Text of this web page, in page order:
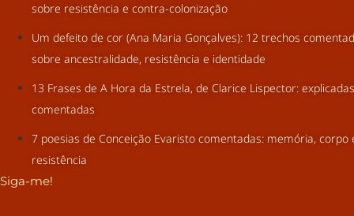
sobre resistência e contra-colonização
Um defeito de cor (Ana Maria Gonçalves): 12 trechos
sobre ancestralidade, resistência e identidade
13 Frases de A Hora da Estrela, de Clarice Lispector:
comentadas
7 poesias de Conceição Evaristo comentadas: memória, corpo
resistência
Siga-me!